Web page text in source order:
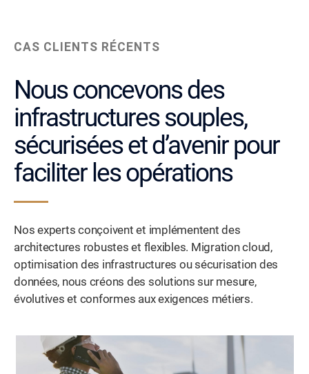
CAS CLIENTS RÉCENTS
Nous concevons des
infrastructures souples,
sécurisées et d’avenir pour
faciliter les opérations
Nos experts conçoivent et implémentent des
architectures robustes et flexibles. Migration cloud,
optimisation des infrastructures ou sécurisation des
données, nous créons des solutions sur mesure,
évolutives et conformes aux exigences métiers.